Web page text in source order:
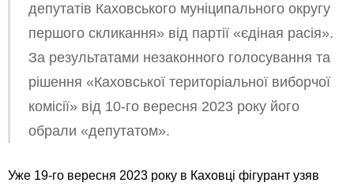
депутатів Каховського муніципального округу
першого скликання» від партії «єдіная расія».
За результатами незаконного голосування та
рішення «Каховської територіальної виборчої
комісії» від 10-го вересня 2023 року його
обрали «депутатом».
Уже 19-го вересня 2023 року в Каховці фігурант узяв